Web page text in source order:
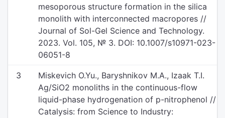
mesoporous structure formation in the silica
monolith with interconnected macropores //
Journal of Sol-Gel Science and Technology.
2023. Vol. 105, № 3. DOI: 10.1007/s10971-023-
06051-8
3
Miskevich O.Yu., Baryshnikov M.A., Izaak T.I.
Ag/SiO2 monoliths in the continuous-flow
liquid-phase hydrogenation of p-nitrophenol //
Catalysis: from Science to Industry: